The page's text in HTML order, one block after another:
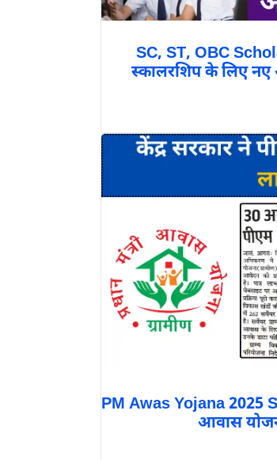
SC, ST, OBC
स्कालरशिप के लिए
PM Awas Yojana 2025
आवास